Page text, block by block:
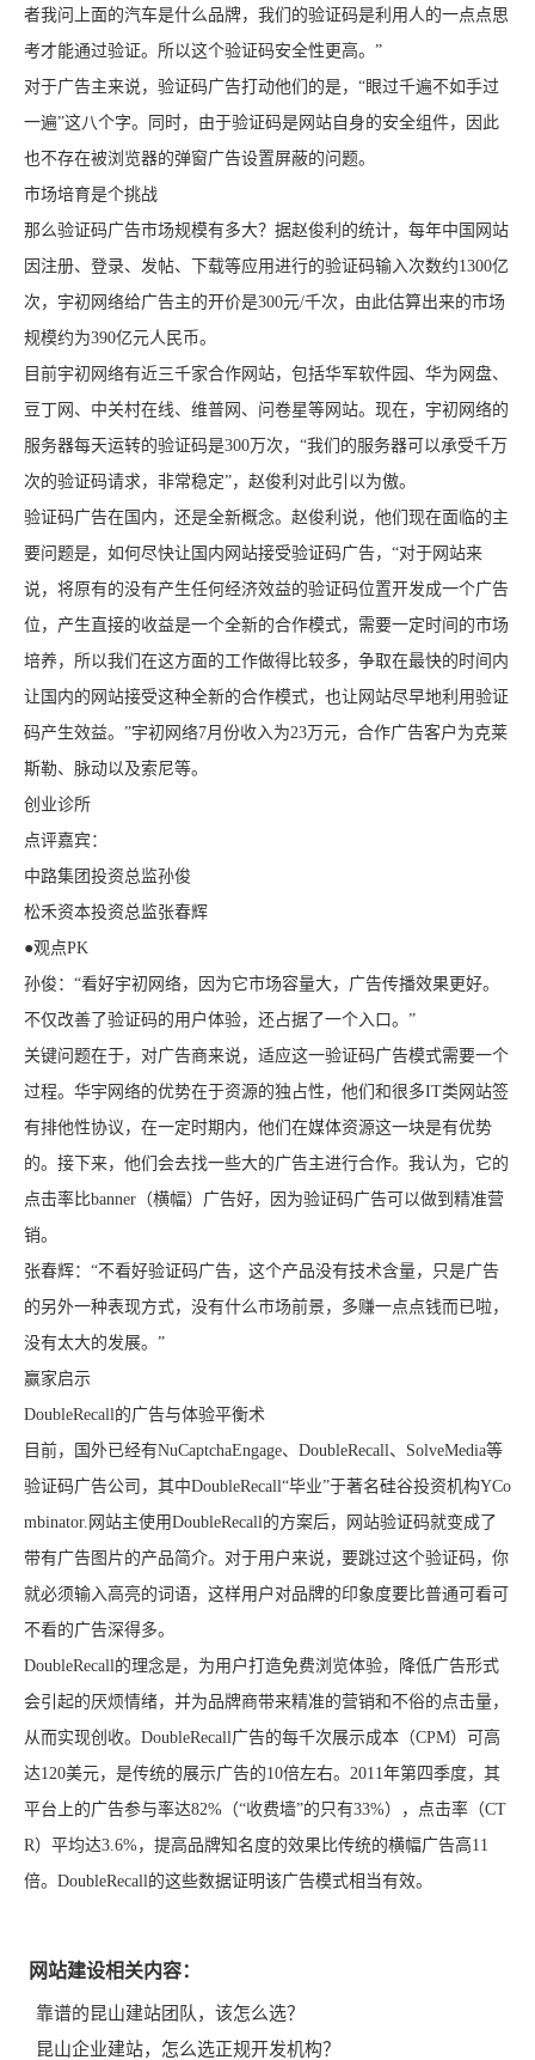
者我问上面的汽车是什么品牌，我们的验证码是利用人的一点点思
考才能通过验证。所以这个验证码安全性更高。”
对于广告主来说，验证码广告打动他们的是，“眼过千遍不如手过
一遍”这八个字。同时，由于验证码是网站自身的安全组件，因此
也不存在被浏览器的弹窗广告设置屏蔽的问题。
市场培育是个挑战
那么验证码广告市场规模有多大？据赵俊利的统计，每年中国网站
因注册、登录、发帖、下载等应用进行的验证码输入次数约1300亿
次，宇初网络给广告主的开价是300元/千次，由此估算出来的市场
规模约为390亿元人民币。
目前宇初网络有近三千家合作网站，包括华军软件园、华为网盘、
豆丁网、中关村在线、维普网、问卷星等网站。现在，宇初网络的
服务器每天运转的验证码是300万次，“我们的服务器可以承受千万
次的验证码请求，非常稳定”，赵俊利对此引以为傲。
验证码广告在国内，还是全新概念。赵俊利说，他们现在面临的主
要问题是，如何尽快让国内网站接受验证码广告，“对于网站来
说，将原有的没有产生任何经济效益的验证码位置开发成一个广告
位，产生直接的收益是一个全新的合作模式，需要一定时间的市场
培养，所以我们在这方面的工作做得比较多，争取在最快的时间内
让国内的网站接受这种全新的合作模式，也让网站尽早地利用验证
码产生效益。”宇初网络7月份收入为23万元，合作广告客户为克莱
斯勒、脉动以及索尼等。
创业诊所
点评嘉宾：
中路集团投资总监孙俊
松禾资本投资总监张春辉
●观点PK
孙俊：“看好宇初网络，因为它市场容量大，广告传播效果更好。
不仅改善了验证码的用户体验，还占据了一个入口。”
关键问题在于，对广告商来说，适应这一验证码广告模式需要一个
过程。华宇网络的优势在于资源的独占性，他们和很多IT类网站签
有排他性协议，在一定时期内，他们在媒体资源这一块是有优势
的。接下来，他们会去找一些大的广告主进行合作。我认为，它的
点击率比banner（横幅）广告好，因为验证码广告可以做到精准营
销。
张春辉：“不看好验证码广告，这个产品没有技术含量，只是广告
的另外一种表现方式，没有什么市场前景，多赚一点点钱而已啦，
没有太大的发展。”
赢家启示
DoubleRecall的广告与体验平衡术
目前，国外已经有NuCaptchaEngage、DoubleRecall、SolveMedia等
验证码广告公司，其中DoubleRecall“毕业”于著名硅谷投资机构YCo
mbinator.网站主使用DoubleRecall的方案后，网站验证码就变成了
带有广告图片的产品简介。对于用户来说，要跳过这个验证码，你
就必须输入高亮的词语，这样用户对品牌的印象度要比普通可看可
不看的广告深得多。
DoubleRecall的理念是，为用户打造免费浏览体验，降低广告形式
会引起的厌烦情绪，并为品牌商带来精准的营销和不俗的点击量，
从而实现创收。DoubleRecall广告的每千次展示成本（CPM）可高
达120美元，是传统的展示广告的10倍左右。2011年第四季度，其
平台上的广告参与率达82%（“收费墙”的只有33%），点击率（CT
R）平均达3.6%，提高品牌知名度的效果比传统的横幅广告高11
倍。DoubleRecall的这些数据证明该广告模式相当有效。
网站建设相关内容：
靠谱的昆山建站团队，该怎么选？
昆山企业建站，怎么选正规开发机构？